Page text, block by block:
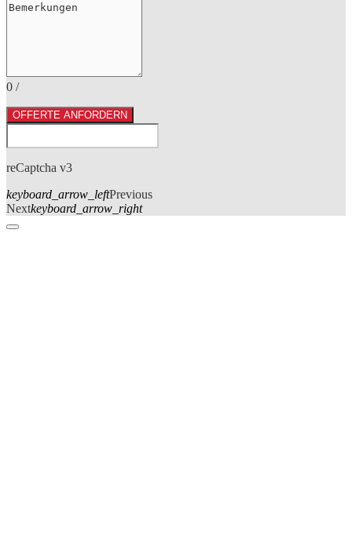
0 /
OFFERTE ANFORDERN
reCaptcha v3
keyboard_arrow_leftPrevious
Nextkeyboard_arrow_right